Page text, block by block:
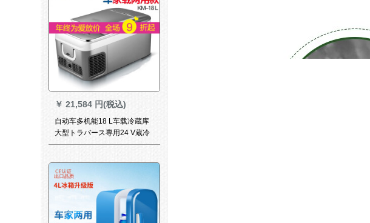
￥ 21,584 円(税込)
自动车多机能18 L车载冷蔵库
大型トラバース専用24 V蔵冷
鲜度屋外旅行総裁距离便利小
ット自动车2车种